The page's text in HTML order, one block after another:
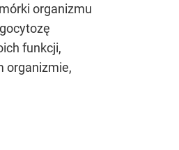
organizmu
funkcji,
organizmie,